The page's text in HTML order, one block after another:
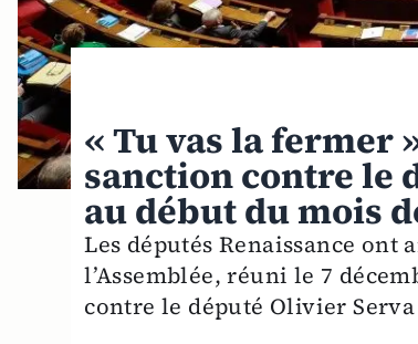
« Tu vas la fermer
sanction contre le
au début du mois
Les députés Renaissance ont
l’Assemblée, réuni le 7
contre le député Olivier